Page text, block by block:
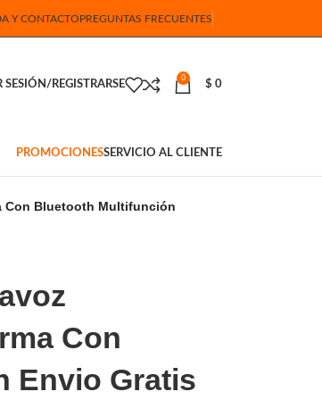
Y CONTACTOPREGUNTAS FRECUENTES
SESIÓN/REGISTRARSE
0
$ 0
PROMOCIONESSERVICIO AL CLIENTE
Con Bluetooth Multifunción
Con
Envio Gratis